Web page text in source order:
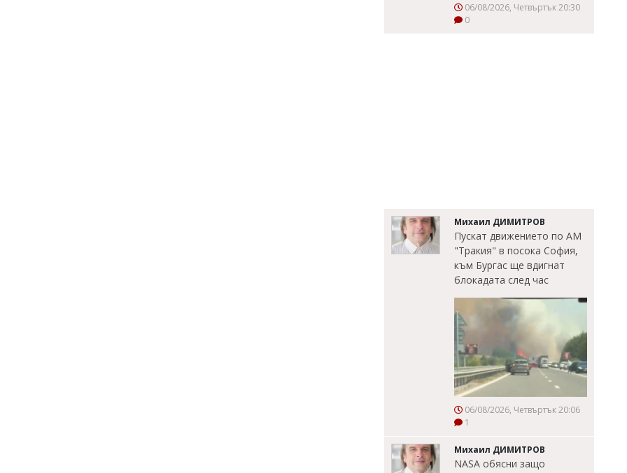
06/08/2026, Четвъртък 20:30
0
Михаил ДИМИТРОВ
Пускат движението по АМ
"Тракия" в посока София,
към Бургас ще вдигнат
блокадата след час
06/08/2026, Четвъртък 20:06
1
Михаил ДИМИТРОВ
NASA обясни защо